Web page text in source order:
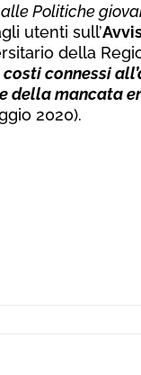
Politiche
utenti sull’
della
connessi
mancata
2020).